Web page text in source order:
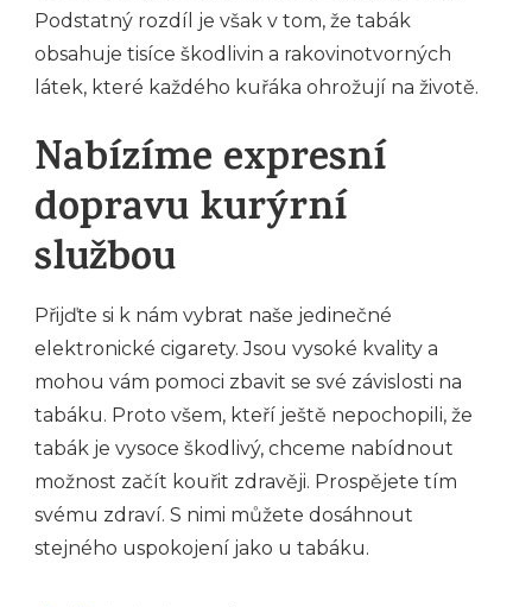
Podstatný rozdíl je však v tom, že tabák
obsahuje tisíce škodlivin a rakovinotvorných
látek, které každého kuřáka ohrožují na životě.
Nabízíme expresní
dopravu kurýrní
službou
Přijďte si k nám vybrat naše jedinečné
elektronické cigarety. Jsou vysoké kvality a
mohou vám pomoci zbavit se své závislosti na
tabáku. Proto všem, kteří ještě nepochopili, že
tabák je vysoce škodlivý, chceme nabídnout
možnost začít kouřit zdravěji. Prospějete tím
svému zdraví. S nimi můžete dosáhnout
stejného uspokojení jako u tabáku.